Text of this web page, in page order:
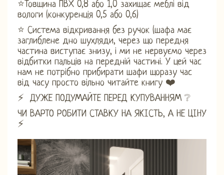
⭐Товщина ПВХ 0,8 або 1,0 захищає меблі від
вологи (конкуренція 0,5 або 0,6)
⭐ Система відкривання без ручок (шафа має
заглиблене дно шухляди, через що передня
частина виступає знизу, і ми не нервуємо через
відбитки пальців на передній частині. У цей час
нам не потрібно прибирати шафи щоразу час
від часу просто вільно читайте книгу ❤️
⚡ ДУЖЕ ПОДУМАЙТЕ ПЕРЕД КУПУВАННЯМ ❔
ЧИ ВАРТО РОБИТИ СТАВКУ НА ЯКІСТЬ, А НЕ ЦІНУ
⚡